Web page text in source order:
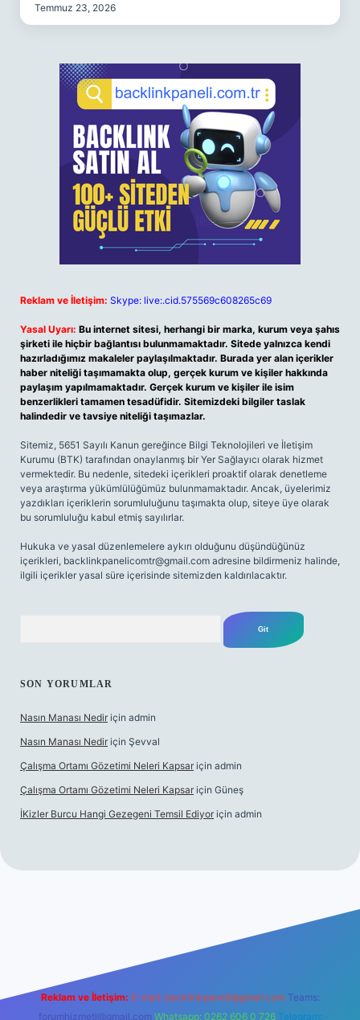
Temmuz 23, 2026
Reklam ve İletişim: Skype: live:.cid.575569c608265c69
Yasal Uyarı: Bu internet sitesi, herhangi bir marka, kurum veya şahıs
şirketi ile hiçbir bağlantısı bulunmamaktadır. Sitede yalnızca kendi
hazırladığımız makaleler paylaşılmaktadır. Burada yer alan içerikler
haber niteliği taşımamakta olup, gerçek kurum ve kişiler hakkında
paylaşım yapılmamaktadır. Gerçek kurum ve kişiler ile isim
benzerlikleri tamamen tesadüfidir. Sitemizdeki bilgiler taslak
halindedir ve tavsiye niteliği taşımazlar.
Sitemiz, 5651 Sayılı Kanun gereğince Bilgi Teknolojileri ve İletişim
Kurumu (BTK) tarafından onaylanmış bir Yer Sağlayıcı olarak hizmet
vermektedir. Bu nedenle, sitedeki içerikleri proaktif olarak denetleme
veya araştırma yükümlülüğümüz bulunmamaktadır. Ancak, üyelerimiz
yazdıkları içeriklerin sorumluluğunu taşımakta olup, siteye üye olarak
bu sorumluluğu kabul etmiş sayılırlar.
Hukuka ve yasal düzenlemelere aykırı olduğunu düşündüğünüz
içerikleri, backlinkpanelicomtr@gmail.com adresine bildirmeniz halinde,
ilgili içerikler yasal süre içerisinde sitemizden kaldırılacaktır.
SON YORUMLAR
Nasın Manası Nedir için admin
Nasın Manası Nedir için Şevval
Çalışma Ortamı Gözetimi Neleri Kapsar için admin
Çalışma Ortamı Gözetimi Neleri Kapsar için Güneş
İKizler Burcu Hangi Gezegeni Temsil Ediyor için admin
Reklam ve İletişim: E-mail: backlinkpaneli@gmail.com Teams:
forumhizmeti@gmail.com Whatsapp: 0262 606 0 726 Telegram: